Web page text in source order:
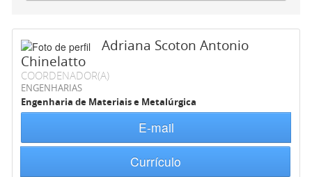
Adriana Scoton Antonio
Chinelatto
COORDENADOR(A)
ENGENHARIAS
Engenharia de Materiais e Metalúrgica
E-mail
Currículo